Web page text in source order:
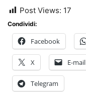
Post Views: 17
Condividi:
Facebook
X E-mail
Telegram